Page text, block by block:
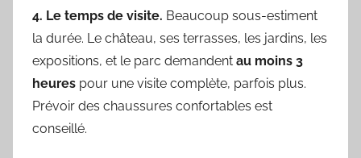
4. Le temps de visite. Beaucoup sous-estiment
la durée. Le château, ses terrasses, les jardins, les
expositions, et le parc demandent au moins 3
heures pour une visite complète, parfois plus.
Prévoir des chaussures confortables est
conseillé.